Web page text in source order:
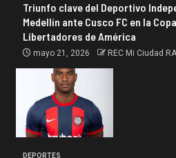
Triunfo clave del Deportivo
Medellín ante Cusco FC en la Copa
Libertadores de América
mayo 21, 2026 REC Mi Ciudad
DEPORTES